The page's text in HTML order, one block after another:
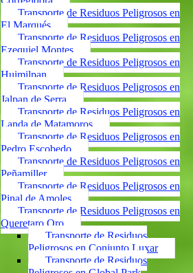
Transporte de Residuos Peligrosos en
El Marqués
Transporte de Residuos Peligrosos en
Ezequiel Montes
Transporte de Residuos Peligrosos en
Huimilpan
Transporte de Residuos Peligrosos en
Jalpan de Serra
Transporte de Residuos Peligrosos en
Landa de Matamoros
Transporte de Residuos Peligrosos en
Pedro Escobedo
Transporte de Residuos Peligrosos en
Peñamiller
Transporte de Residuos Peligrosos en
Pinal de Amoles
Transporte de Residuos Peligrosos en
Queretaro Qro
Transporte de Residuos
Peligrosos en Conjunto Luxar
Transporte de Residuos